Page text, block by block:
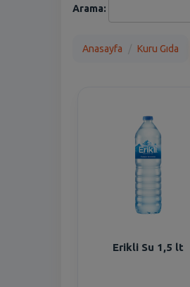
Arama:
Anasayfa Kuru Gıda
Erikli Su 1,5 lt